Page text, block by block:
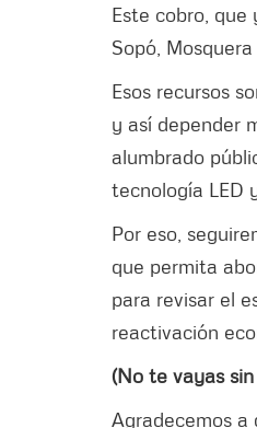
Este cobro, que
Sopó,
Esos recursos
y así depender
alumbrado
tecnología LED
Por eso,
que permita
para revisar el
reactivación
(No te vayas
Agradecemos a